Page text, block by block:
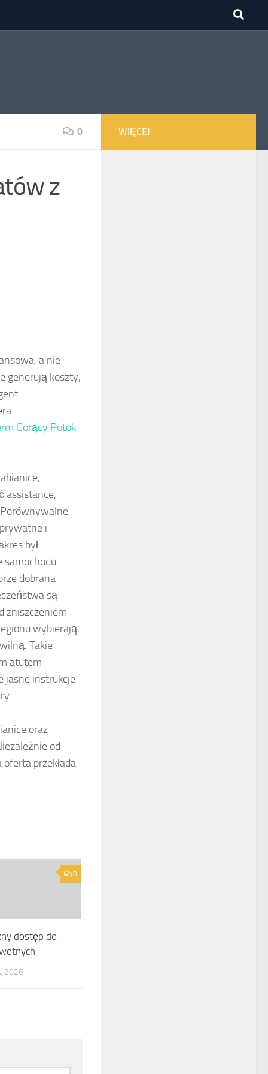
0
z
a nie
generują koszty,
Gorący Potok
assistance,
i
był
samochodu
dobrana
są
zniszczeniem
wybierają
Takie
atutem
jasne instrukcje
oraz
od
przekłada
0
dostęp do
2026
WIĘCEJ